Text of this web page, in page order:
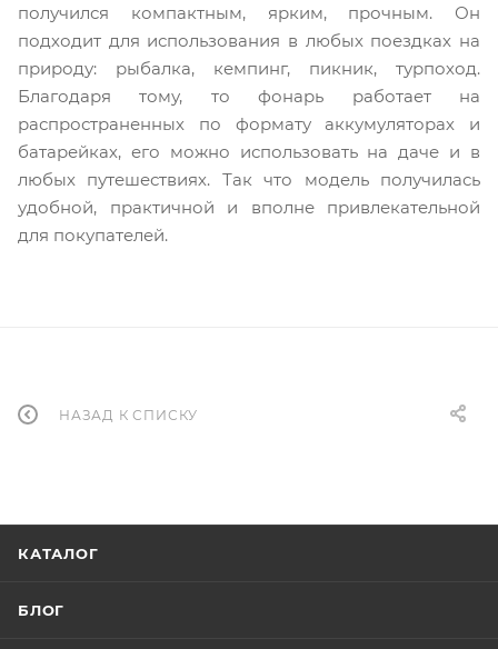
получился компактным, ярким, прочным. Он
подходит для использования в любых поездках на
природу: рыбалка, кемпинг, пикник, турпоход.
Благодаря тому, то фонарь работает на
распространенных по формату аккумуляторах и
батарейках, его можно использовать на даче и в
любых путешествиях. Так что модель получилась
удобной, практичной и вполне привлекательной
для покупателей.
НАЗАД К СПИСКУ
КАТАЛОГ
БЛОГ